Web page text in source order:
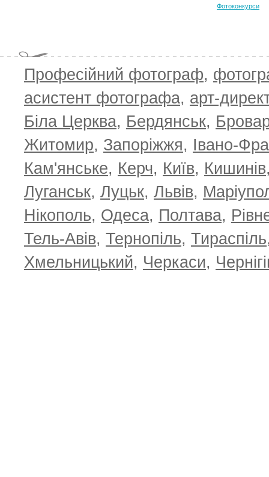
Фотоконкурси
Професійний фотограф,
асистент фотографа, арт-
Біла Церква, Бердянськ,
Житомир, Запоріжжя, Івано-
Кам'янське, Керч, Київ, Кишинів
Луганськ, Луцьк, Львів,
Нікополь, Одеса, Полтава,
Тель-Авів, Тернопіль, Тираспіль
Хмельницький, Черкаси,